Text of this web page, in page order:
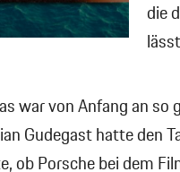
die
war von Anfang an so
Gudegast hatte den
ob Porsche bei dem